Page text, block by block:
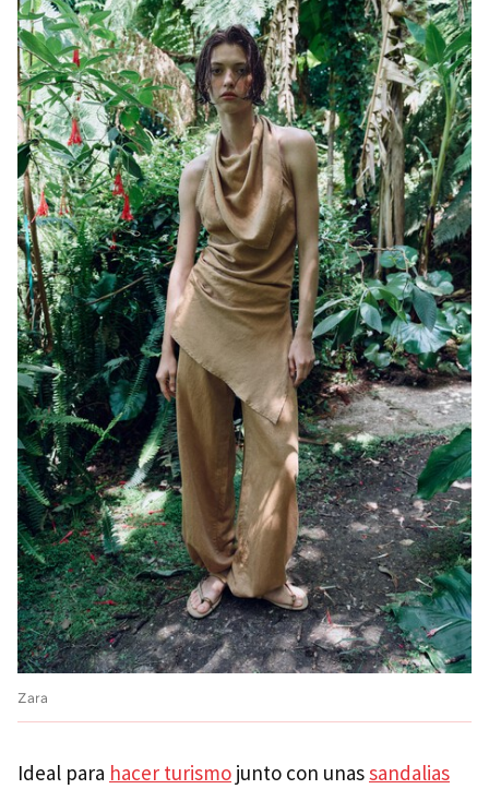
Zara
Ideal para hacer turismo junto con unassandalias